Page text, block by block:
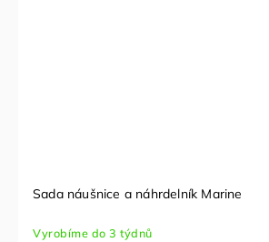
Sada náušnice a náhrdelník Marine
Vyrobíme do 3 týdnů